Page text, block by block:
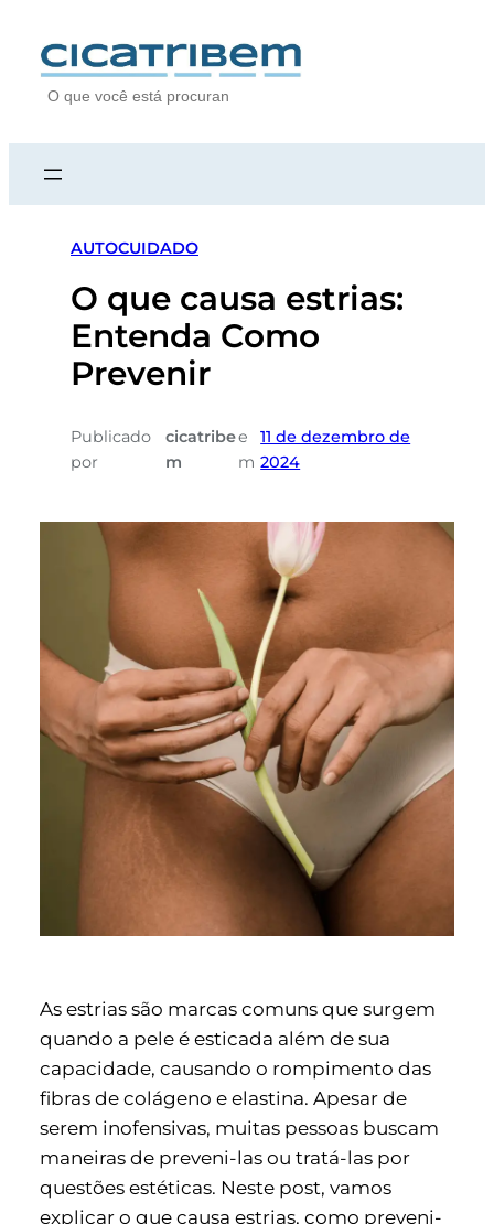
S
r
c
AUTOCUIDADO
O que causa estrias:
Entenda Como
Prevenir
Publicado
por
cicatribe
m
e
m
11 de dezembro de
2024
As estrias são marcas comuns que surgem
quando a pele é esticada além de sua
capacidade, causando o rompimento das
fibras de colágeno e elastina. Apesar de
serem inofensivas, muitas pessoas buscam
maneiras de preveni-las ou tratá-las por
questões estéticas. Neste post, vamos
explicar o que causa estrias, como preveni-